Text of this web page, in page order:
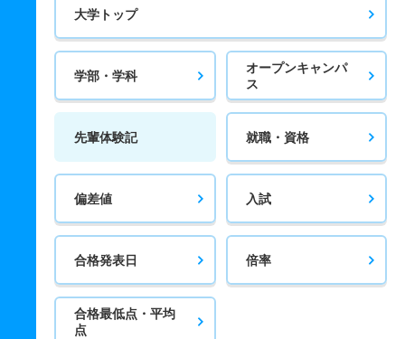
大学トップ
学部・学科
オープンキャンパ
ス
先輩体験記 就職・資格
偏差値 入試
合格発表日 倍率
合格最低点・平均
点